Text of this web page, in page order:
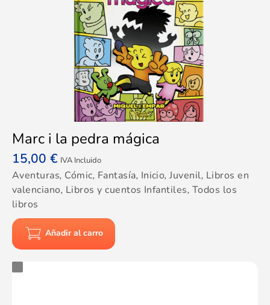
Marc i la pedra mágica
15,00 € IVA Incluido
Aventuras, Cómic, Fantasía, Inicio,Juvenil, Libros en
valenciano, Libros y cuentos Infantiles, Todos los
libros
Añadir al carro